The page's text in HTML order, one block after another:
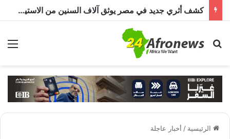
كشف أثري جديد في مصر يوثق آلاف السنين من الاستيطان البشري.. اكتشاف جبانة من عصر ما قبل الأسرات حتى العصرين اليوناني والروماني
بحث عن
الرئيسية / أخبار عاجلة